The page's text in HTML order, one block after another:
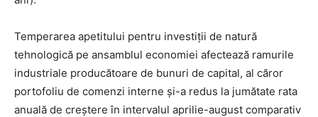
Temperarea apetitului pentru investiții de natură
tehnologică pe ansamblul economiei afectează ramurile
industriale producătoare de bunuri de capital, al căror
portofoliu de comenzi interne și-a redus la jumătate rata
anuală de creștere în intervalul aprilie-august comparativ